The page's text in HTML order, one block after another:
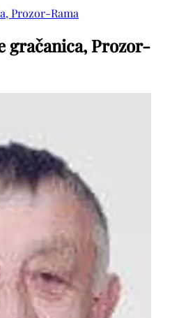
Prozor-Rama
gračanica, Prozor-